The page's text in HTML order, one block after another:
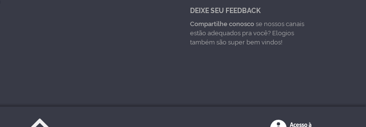
DEIXE SEU FEEDBACK
Compartilhe conoscose nossos canais
estão adequados pra você? Elogios
também são super bem vindos!